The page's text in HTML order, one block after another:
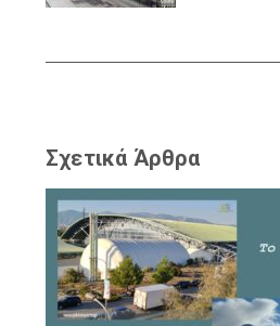
Σχετικά Άρθρα